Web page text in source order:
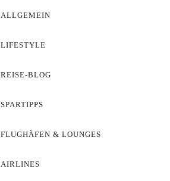
ALLGEMEIN
LIFESTYLE
REISE-BLOG
SPARTIPPS
FLUGHÄFEN & LOUNGES
AIRLINES